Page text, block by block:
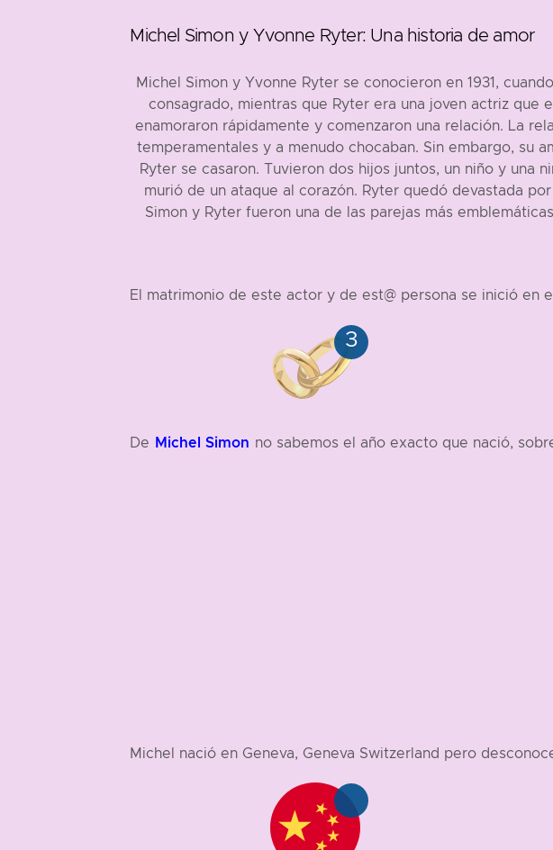
Michel Simon y Yvonne Ryter: Una historia de amor
Michel Simon y Yvonne Ryter se conocieron en 1931,
consagrado, mientras que Ryter era una joven actriz
enamoraron rápidamente y comenzaron una relación. La
temperamentales y a menudo chocaban. Sin embargo, su
Ryter se casaron. Tuvieron dos hijos juntos, un niño y una
murió de un ataque al corazón. Ryter quedó devastada
Simon y Ryter fueron una de las parejas más
El matrimonio de este actor y de est@ persona se inició en
De Michel Simon no sabemos el año exacto que nació,
Michel nació en Geneva, Geneva Switzerland pero